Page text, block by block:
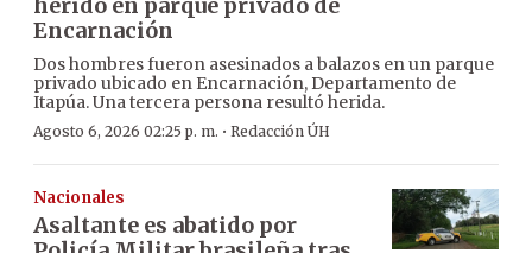
herido en parque privado de
Encarnación
Dos hombres fueron asesinados a balazos en un parque
privado ubicado en Encarnación, Departamento de
Itapúa. Una tercera persona resultó herida.
Agosto 6, 2026 02:25 p. m. · Redacción ÚH
Nacionales
Asaltante es abatido por